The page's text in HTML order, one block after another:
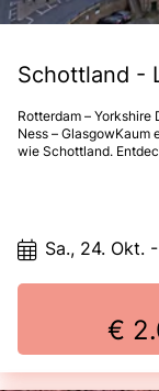
Schottland -
Rotterdam – Yorkshire
Ness – GlasgowKaum
wie Schottland.
Traditionen und eine
Sa., 24. Okt.
€